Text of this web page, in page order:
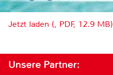
Jetzt laden (, PDF, 12.9 MB)
Unsere Partner: